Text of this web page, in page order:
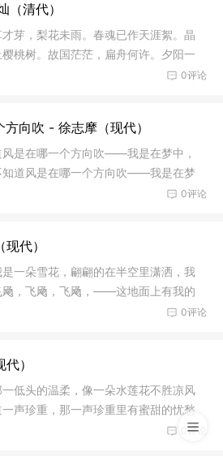
（清代）
芽，梨花未雨。春魂已作天涯絮。晶
桃树。故国茫茫，扁舟何许。夕阳一
0评论
向吹 - 徐志摩（现代）
是在哪一个方向吹——我是在梦中，
知道风是在哪一个方向吹——我是在梦
0评论
代）
一朵雪花，翩翩的在半空里潇洒，我
，飞飏，飞飏，——这地面上有我的
0评论
）
低头的温柔，像一朵水莲花不胜凉风
声珍重，那一声珍重里有蜜甜的忧愁
0评论